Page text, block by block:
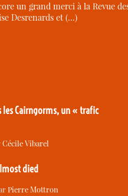
un grand merci à la Revue
Desrenards et (…)
les Cairngorms, un « trafic
Cécile Vibarel
died
Pierre Mottron